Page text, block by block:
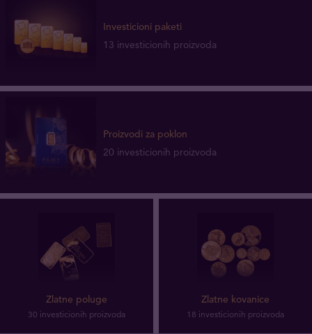
Investicioni paketi
13 investicionih proizvoda
Proizvodi za poklon
20 investicionih proizvoda
Zlatne poluge
30 investicionih proizvoda
Zlatne kovanice
18 investicionih proizvoda